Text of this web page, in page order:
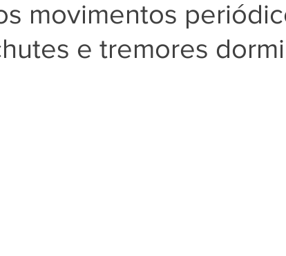
movimentos
e tremores